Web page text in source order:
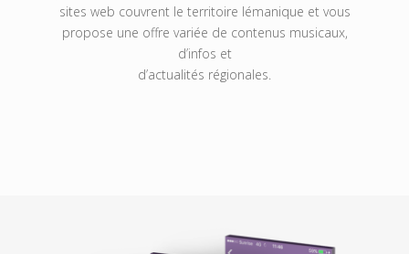
sites web couvrent le territoire lémanique et vous
propose une offre variée de contenus musicaux,
d’infos et
d’actualités régionales.